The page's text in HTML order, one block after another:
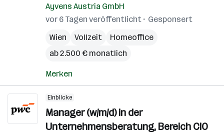
Ayvens Austria GmbH
vor 6 Tagen veröffentlicht
Gesponsert
Wien
Vollzeit
Homeoffice
ab 2.500 € monatlich
Merken
Einblicke
Manager (w/m/d) in der
Unternehmensberatung, Bereich CIO